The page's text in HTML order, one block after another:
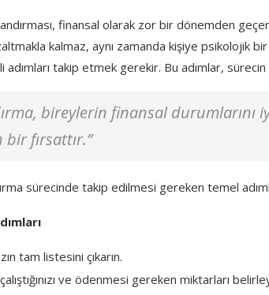
finansal olarak zor bir dönemden
kalmaz, aynı zamanda kişiye psikolojik
adımları takip etmek gerekir. Bu adımlar,
bireylerin finansal
fırsattır.”
sürecinde takip edilmesi gereken temel
tam listesini çıkarın.
ve ödenmesi gereken miktarları